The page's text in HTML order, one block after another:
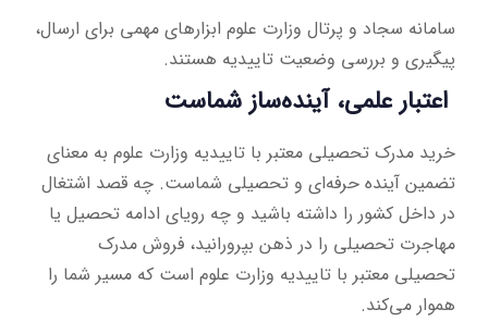
سامانه سجاد و پرتال وزارت علوم ابزارهای مهمی برای ارسال،
پیگیری و بررسی وضعیت تاییدیه هستند.
اعتبار علمی، آینده‌ساز شماست
خرید مدرک تحصیلی معتبر با تاییدیه وزارت علوم به معنای
تضمین آینده حرفه‌ای و تحصیلی شماست. چه قصد اشتغال
در داخل کشور را داشته باشید و چه رویای ادامه تحصیل یا
مهاجرت تحصیلی را در ذهن بپرورانید، فروش مدرک
تحصیلی معتبر با تاییدیه وزارت علوم است که مسیر شما را
هموار می‌کند.